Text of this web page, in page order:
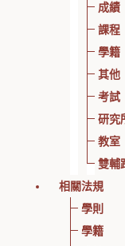
成績
課程
學籍
其他
考試
研究
教室
雙輔
相關法規
學則
學籍